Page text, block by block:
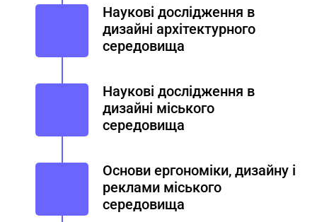
Наукові дослідження в
дизайні архітектурного
середовища
Наукові дослідження в
дизайні міського
середовища
Основи ергономіки, дизайну і
реклами міського
середовища